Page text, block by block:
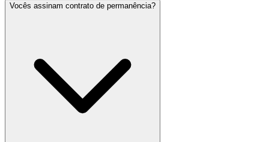
Vocês assinam contrato de permanência?